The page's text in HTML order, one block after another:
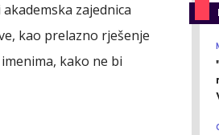
zajednica
kao prelazno rješenje
kako ne bi